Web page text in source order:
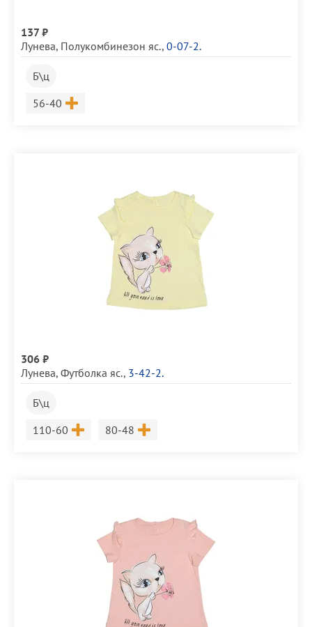
137 ₽
Лунева, Полукомбинезон яс., 0-07-2.
Б\ц
Размер
56-40
306 ₽
Лунева, Футболка яс., 3-42-2.
Б\ц
Размер
110-60 Размер
80-48